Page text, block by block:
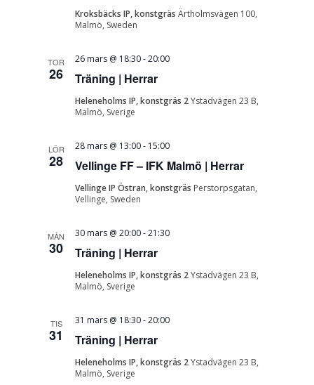
Kroksbäcks IP, konstgräsÄrtholmsvägen 100,
Malmö, Sweden
TOR
26 Träning | Herrar
26 mars @ 18:30-20:00
Heleneholms IP, konstgräs 2Ystadvägen 23 B,
Malmö, Sverige
LÖR
28 Vellinge FF – IFK Malmö | Herrar
28 mars @ 13:00- 15:00
Vellinge IP Östran, konstgräs Perstorpsgatan,
Vellinge, Sweden
MÅN
30 Träning | Herrar
30 mars @ 20:00-21:30
Heleneholms IP, konstgräs 2Ystadvägen 23 B,
Malmö, Sverige
TIS
31 Träning | Herrar
31 mars @ 18:30-20:00
Heleneholms IP, konstgräs 2Ystadvägen 23 B,
Malmö, Sverige